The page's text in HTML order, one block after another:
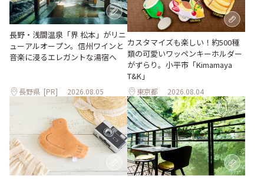
長野・浅間温泉「界 松本」がリニ
ューアルオープン。信州ワインと
音楽に浸るエレガントな湯宿へ
長野県 [PR] 2026.08.05
カスタマイズも楽しい！約500種
類の可愛いワッペンキーホルダー
がずらり。小平市「Kimamaya
T&K」
東京都 2026.08.04